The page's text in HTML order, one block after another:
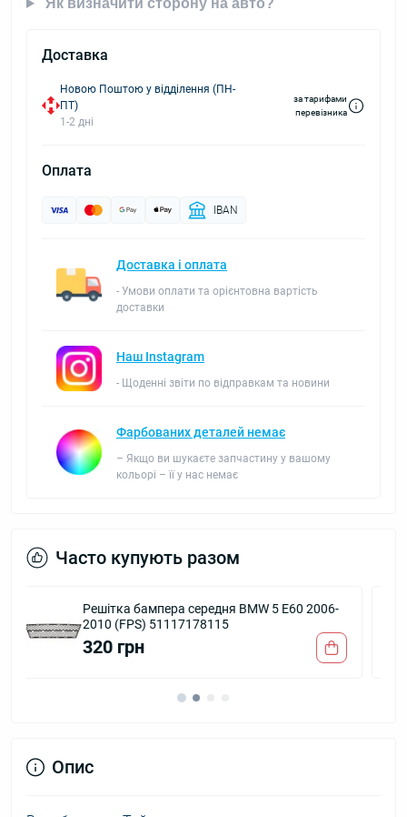
Як визначити сторону на авто?
Доставка
Новою Поштою у відділення (ПН-
ПТ)
1-2 дні
за тарифами
перевізника
Оплата
IBAN
Доставка і оплата
- Умови оплати та орієнтовна вартість
доставки
Наш Instagram
- Щоденні звіти по відправкам та новини
Фарбованих деталей немає
– Якщо ви шукаєте запчастину у вашому
кольорі – її у нас немає
Часто купують разом
Решітка переднього бампера права BMW 5
E60 2006-2010 (FPS) 51117178098
240 грн
Опис